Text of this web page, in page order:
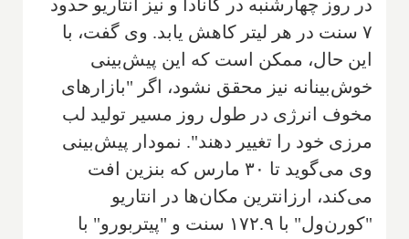
در روز چهارشنبه در کانادا و نیز انتاریو حدود
۷ سنت در هر لیتر کاهش یابد. وی گفت، با
این حال، ممکن است که این پیش‌بینی
خوش‌بینانه نیز محقق نشود، اگر "بازارهای
مخوف انرژی در طول روز مسیر تولید لب
مرزی خود را تغییر دهند". نمودار پیش‌بینی
وی می‌گوید تا ۳۰ مارس که بنزین افت
می‌کند، ارزانترین مکان‌ها در انتاریو
"کورن‌ول" با ۱۷۲.۹ سنت و "پیتربورو" با